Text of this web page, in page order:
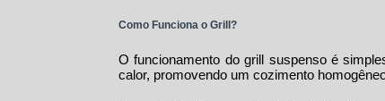
Como Funciona o Grill?
O funcionamento dogrill suspensoé
calor, promovendo um cozimento